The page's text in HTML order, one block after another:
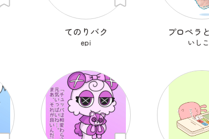
てのりバク
epi
プロペラ
いし